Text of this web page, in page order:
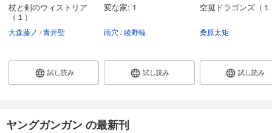
杖と剣のウィストリア
（１）
大森藤ノ 青井聖
試し読み
変な家: 1
雨穴 綾野暁
試し読み
空挺ドラゴンズ（
桑原太矩
試し読み
ヤングガンガン の最新刊